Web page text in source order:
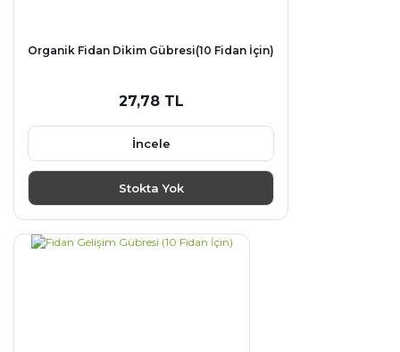
Organik Fidan Dikim Gübresi(10 Fidan İçin)
27,78 TL
İncele
Stokta Yok